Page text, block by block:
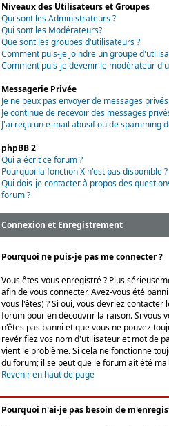
Niveaux des Utilisateurs et Groupes
Qui sont les Administrateurs ?
Qui sont les Modérateurs?
Que sont les groupes d'utilisateurs ?
Comment puis-je joindre un groupe
Comment puis-je devenir le modérateur
Messagerie Privée
Je ne peux pas envoyer de messages
Je continue de recevoir des messages
J'ai reçu un e-mail abusif ou de spamming
phpBB 2
Qui a écrit ce forum ?
Pourquoi la fonction X n'est pas disponible ?
Qui dois-je contacter à propos des
forum ?
Connexion et Enregistrement
Pourquoi ne puis-je pas me connecter ?
Vous êtes-vous enregistré ? Plus
afin de vous connecter. Avez-vous été
vous l'êtes) ? Si oui, vous devriez
forum pour en découvrir la raison. Si vous
n'êtes pas banni et que vous ne pouvez
revérifiez vos nom d'utilisateur et mot de
vient le problème. Si cela ne fonctionne
du forum; il se peut que le forum ait été
Revenir en haut de page
Pourquoi n'ai-je pas besoin de